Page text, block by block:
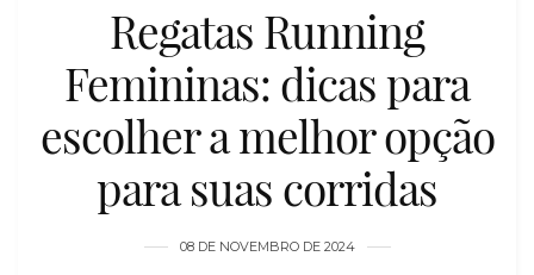
Regatas Running
Femininas: dicas para
escolher a melhor opção
para suas corridas
08 DE NOVEMBRO DE 2024